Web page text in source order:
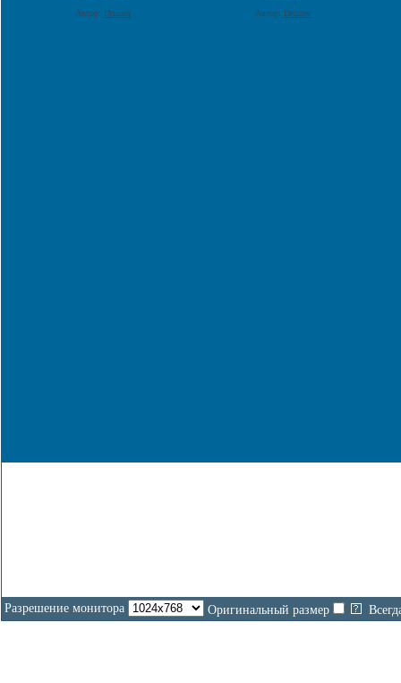
Автор: Druzzer Автор: Druzzer
Разрешение монитора Оригинальный размер